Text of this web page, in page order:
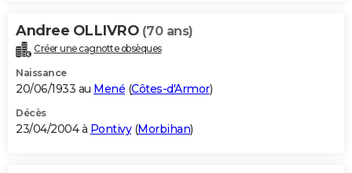
Andree OLLIVRO (70 ans)
Créer une cagnotte obsèques
Naissance
20/06/1933 au Mené (Côtes-d'Armor)
Décès
23/04/2004 à Pontivy(Morbihan)